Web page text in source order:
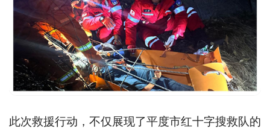
此次救援行动，不仅展现了平度市红十字搜救队的